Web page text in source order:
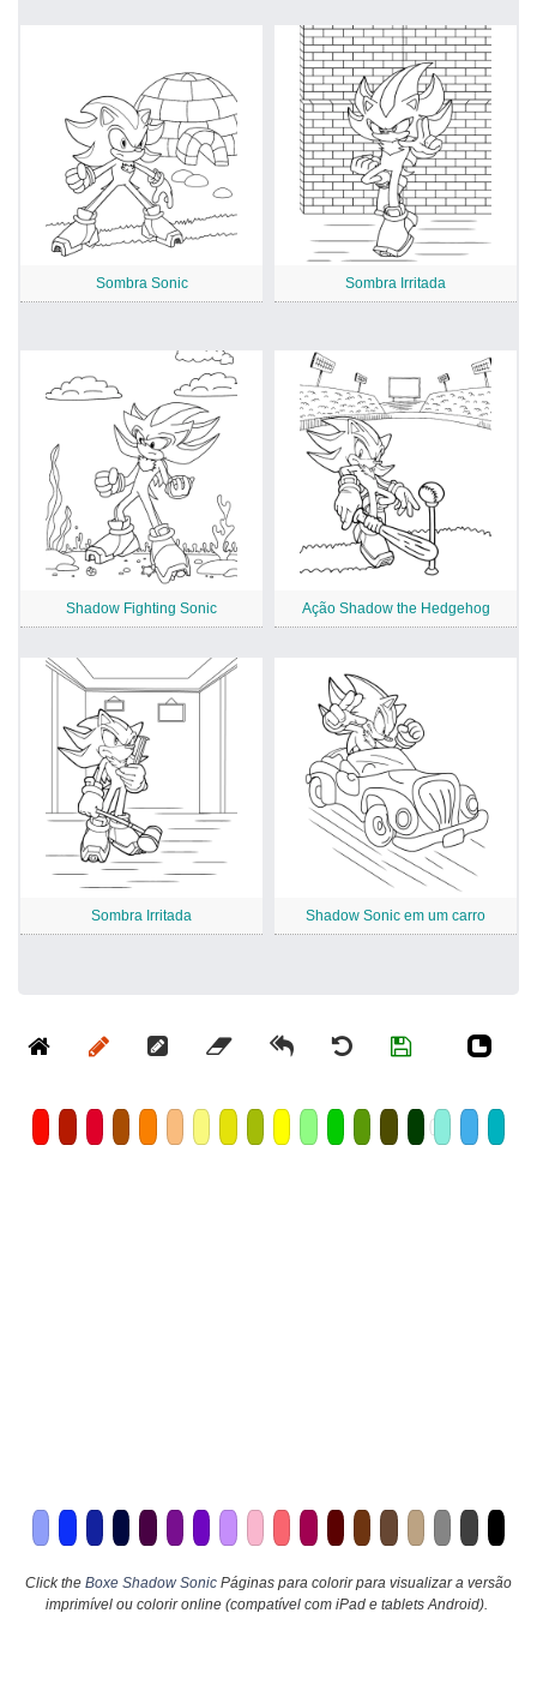
Sombra Sonic Sombra Irritada
Shadow Fighting Sonic Ação Shadow the Hedgehog
Sombra Irritada Shadow Sonic em um carro
Click the Boxe Shadow Sonic Páginas para colorir para visualizar a versão
imprimível ou colorir online (compatível com iPad e tablets Android).